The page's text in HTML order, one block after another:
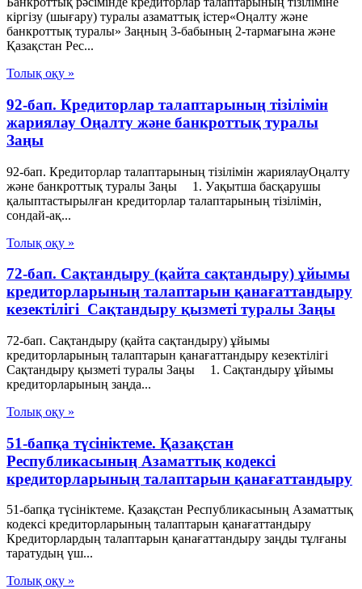
кіргізу (шығару) туралы азаматтық істер«Оңалту және
банкроттық туралы» Заңның 3-бабының 2-тармағына және
Қазақстан Рес...
Толық оқу »
92-бап. Кредиторлар талаптарының тізілімін
жариялау Оңалту және банкроттық туралы
Заңы
92-бап. Кредиторлар талаптарының тізілімін жариялауОңалту
және банкроттық туралы Заңы 1. Уақытша басқарушы
қалыптастырылған кредиторлар талаптарының тізілімін,
сондай-ақ...
Толық оқу »
72-бап. Сақтандыру (қайта сақтандыру) ұйымы
кредиторларының талаптарын қанағаттандыру
кезектiлiгi Сақтандыру қызметі туралы Заңы
72-бап. Сақтандыру (қайта сақтандыру) ұйымы
кредиторларының талаптарын қанағаттандыру кезектiлiгi
Сақтандыру қызметі туралы Заңы 1. Сақтандыру ұйымы
кредиторларының заңда...
Толық оқу »
51-бапқа түсініктеме. Қазақстан
Республикасының Азаматтық кодексі
кредиторларының талаптарын қанағаттандыру
51-бапқа түсініктеме. Қазақстан Республикасының Азаматтық
кодексі кредиторларының талаптарын қанағаттандыру
Кредиторлардың талаптарын қанағаттандыру заңды тұлғаны
таратудың үш...
Толық оқу »